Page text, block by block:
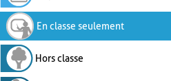
En classe seulement
Hors classe